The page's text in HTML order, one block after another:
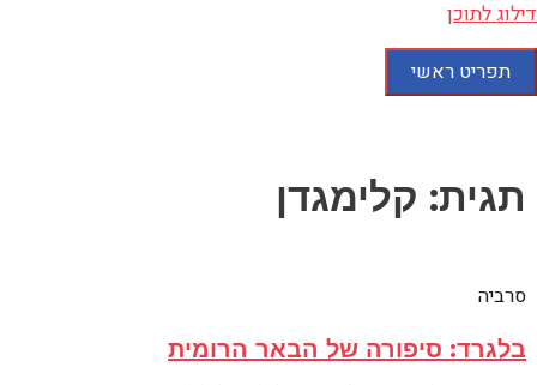
דילוג לתוכן
תפריט ראשי
תגית: קלימגדן
סרביה
בלגרד: סיפורה של הבאר הרומית